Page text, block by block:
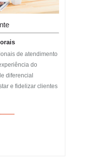
de atendimento
do
diferencial
e fidelizar clientes